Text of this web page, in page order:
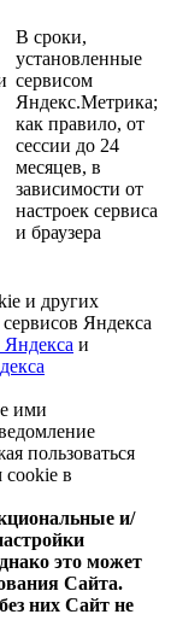
В сроки,
установленные
сервисом
Яндекс.Метрика;
как правило, от
сессии до 24
месяцев, в
зависимости от
настроек сервиса
и браузера
и других
Яндекса
и
ими
пользоваться
cookie в
и/
это может
Сайта.
них Сайт не